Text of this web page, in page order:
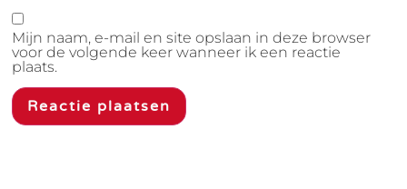
Mijn naam, e-mail en site opslaan in deze browser
voor de volgende keer wanneer ik een reactie
plaats.